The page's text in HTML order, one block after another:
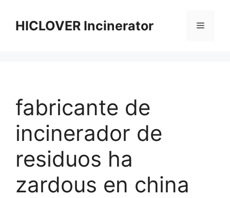
contentHICLOVER Incinerator Menu
fabricante de
incinerador de
residuos ha
zardous en china